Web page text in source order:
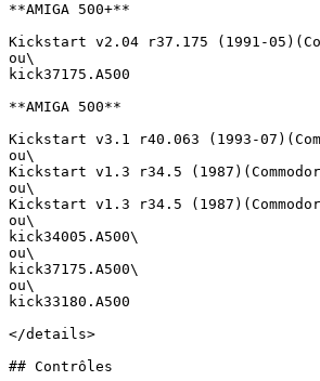
**AMIGA 500+**
Kickstart v2.04 r37.175 (1991-
ou\
kick37175.A500
**AMIGA 500**
Kickstart v3.1 r40.063 (1993-
ou\
Kickstart v1.3 r34.5
ou\
Kickstart v1.3 r34.5
ou\
kick34005.A500\
ou\
kick37175.A500\
ou\
kick33180.A500
</details>
## Contrôles